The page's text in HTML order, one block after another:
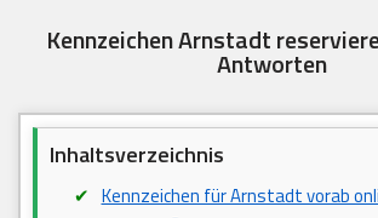
Kennzeichen Arnstadt
Antworten
Inhaltsverzeichnis
Kennzeichen für Arnstadt vorab